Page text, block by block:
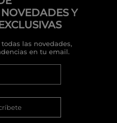
Y
las novedades,
en tu email.